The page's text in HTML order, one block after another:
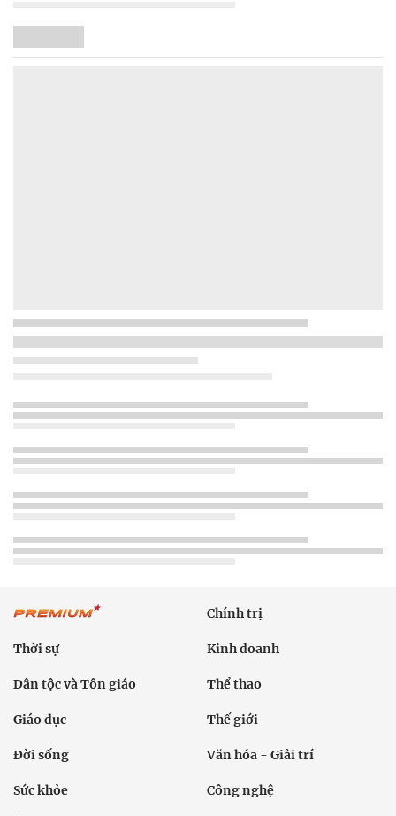
Chính trị
Thời sự Kinh doanh
Dân tộc và Tôn giáo Thể thao
Giáo dục Thế giới
Đời sống Văn hóa - Giải trí
Sức khỏe Công nghệ